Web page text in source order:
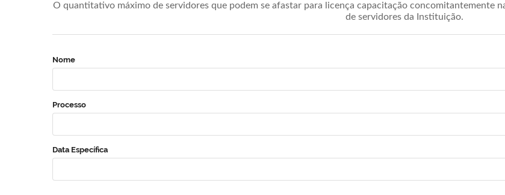
O quantitativo máximo de servidores que podem se afastar para licença capacitação concomitantemente
de servidores da Instituição.
Nome
Processo
Data Específica